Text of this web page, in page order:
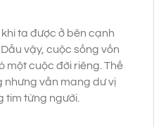
ta được ở bên cạnh
vậy, cuộc sống vốn
một cuộc đời riêng. Thế
nhưng vẫn mang dư vị
tim từng người.